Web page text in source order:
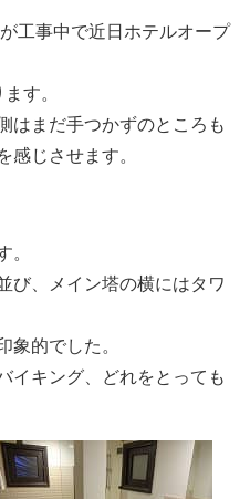
工事中で近日ホテルオープ
す。
はまだ手つかずのところも
感じさせます。
。
び、メイン塔の横にはタワ
象的でした。
イキング、どれをとっても